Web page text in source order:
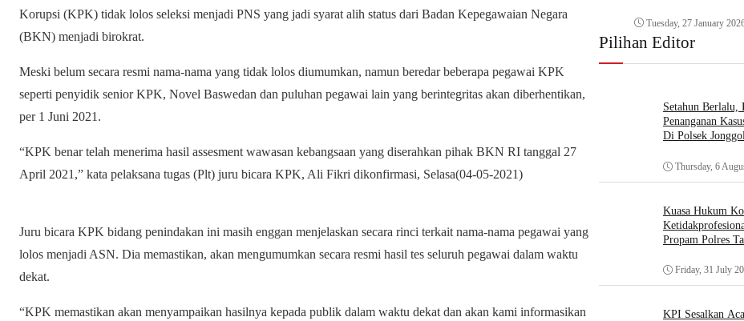
Korupsi (KPK) tidak lolos seleksi menjadi PNS yang jadi syarat alih status dari Badan Kepegawaian Negara
(BKN) menjadi birokrat.
Meski belum secara resmi nama-nama yang tidak lolos diumumkan, namun beredar beberapa pegawai KPK
seperti penyidik senior KPK, Novel Baswedan dan puluhan pegawai lain yang berintegritas akan diberhentikan,
per 1 Juni 2021.
“KPK benar telah menerima hasil assesment wawasan kebangsaan yang diserahkan pihak BKN RI tanggal 27
April 2021,” kata pelaksana tugas (Plt) juru bicara KPK, Ali Fikri dikonfirmasi, Selasa(04-05-2021)
Juru bicara KPK bidang penindakan ini masih enggan menjelaskan secara rinci terkait nama-nama pegawai yang
lolos menjadi ASN. Dia memastikan, akan mengumumkan secara resmi hasil tes seluruh pegawai dalam waktu
dekat.
“KPK memastikan akan menyampaikan hasilnya kepada publik dalam waktu dekat dan akan kami informasikan
Tuesday, 27 January
Pilihan Editor
Setahun Berlalu,
Penanganan
Di Polsek
Thursday, 6
Kuasa Hukum
Propam Polres
Friday, 31 July
KPI Sesalkan